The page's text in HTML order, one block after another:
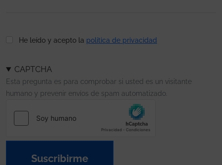
He leído y acepto la política de privacidad
CAPTCHA
Esta pregunta es para comprobar si usted es un visitante
humano y prevenir envíos de spam automatizado.
Suscribirme